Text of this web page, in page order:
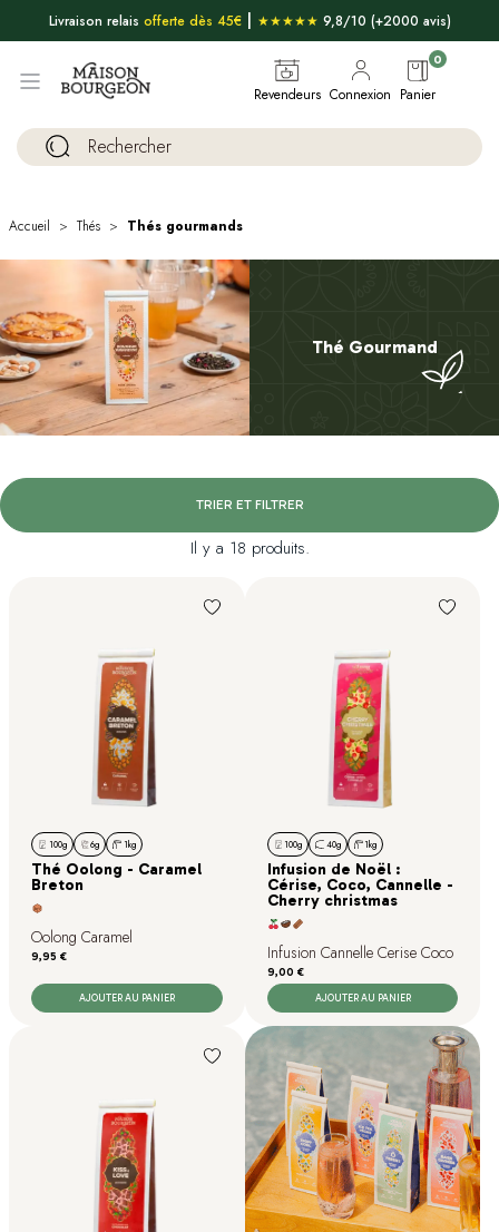
Livraison relais offerte dès 45€| ★★★★★ 9,8/10 (+2000 avis)
Revendeurs Connexion Panier
0
Thé Gourmand
Accueil Thés Thés gourmands
Il y a 18 produits.
TRIER ET FILTRER
100g 6g 1kg
Thé Oolong - Caramel
Breton
Oolong Caramel
Prix
9,95 €
AJOUTER AU PANIER
100g 40g 1kg
Infusion de Noël :
Cérise, Coco, Cannelle -
Cherry christmas
Infusion Cannelle Cerise Coco
Prix
9,00 €
AJOUTER AU PANIER